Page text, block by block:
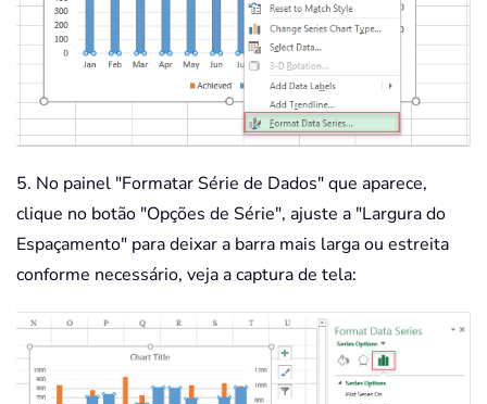
5. No painel "Formatar Série de Dados" que aparece,
clique no botão "Opções de Série", ajuste a "Largura do
Espaçamento" para deixar a barra mais larga ou estreita
conforme necessário, veja a captura de tela: